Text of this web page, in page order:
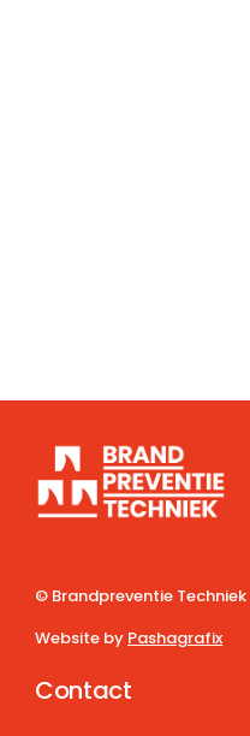
© Brandpreventie Techniek
Website by Pashagrafix
Contact